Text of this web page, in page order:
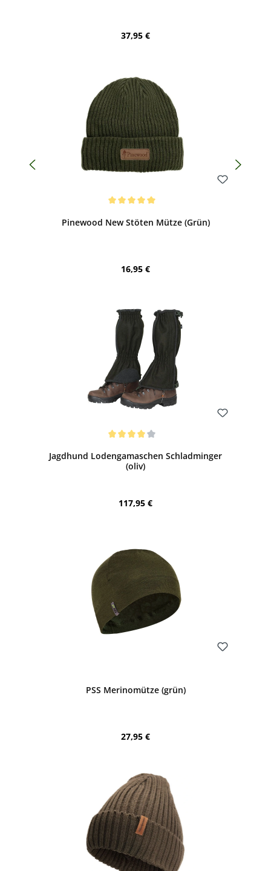
Regulärer Preis:
37,95 €
Pinewood New Stöten Mütze (Grün)
Regulärer Preis:
16,95 €
Jagdhund Lodengamaschen Schladminger
(oliv)
Regulärer Preis:
117,95 €
PSS Merinomütze (grün)
Regulärer Preis:
27,95 €